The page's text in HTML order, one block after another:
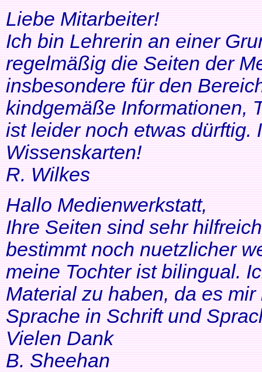
Liebe Mitarbeiter!
Ich bin Lehrerin an einer
regelmäßig die Seiten der
insbesondere für den
kindgemäße Informationen,
ist leider noch etwas dürftig.
Wissenskarten!
R. Wilkes
Hallo Medienwerkstatt,
Ihre Seiten sind sehr
bestimmt noch nuetzlicher
meine Tochter ist bilingual.
Material zu haben, da es
Sprache in Schrift und
Vielen Dank
B. Sheehan